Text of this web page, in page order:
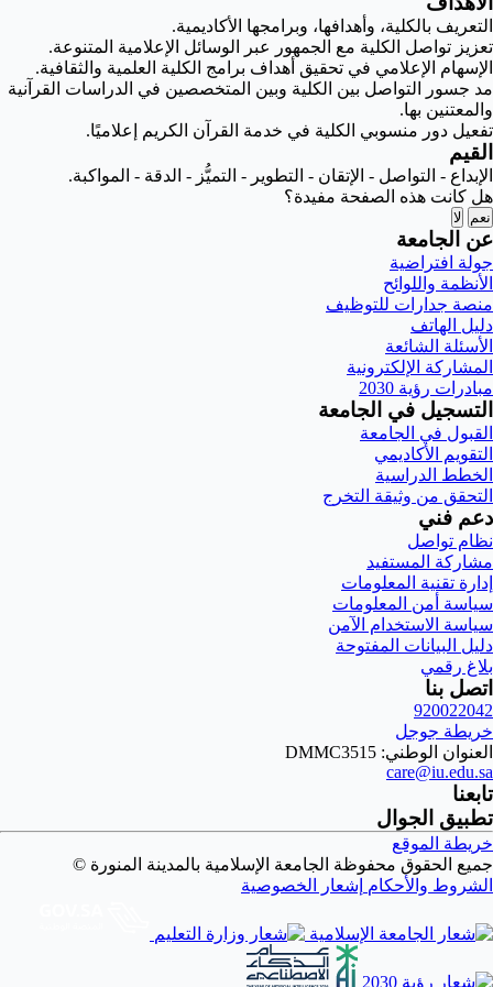
التعريف بالكلية، وأهدافها، وبرامجها الأكاديمية.
تعزيز تواصل الكلية مع الجمهور عبر الوسائل الإعلامية المتنوعة.
الإسهام الإعلامي في تحقيق أهداف برامج الكلية العلمية والثقافية.
مد جسور التواصل بين الكلية وبين المتخصصين في الدراسات القرآنية
والمعتنين بها.
تفعيل دور منسوبي الكلية في خدمة القرآن الكريم إعلاميًا.
القيم
الإبداع - التواصل - الإتقان - التطوير - التميُّز - الدقة - المواكبة.
هل كانت هذه الصفحة مفيدة؟
نعم لا
عن الجامعة
جولة افتراضية
الأنظمة واللوائح
منصة جدارات للتوظيف
دليل الهاتف
الأسئلة الشائعة
المشاركة الإلكترونية
مبادرات رؤية 2030
التسجيل في الجامعة
القبول في الجامعة
التقويم الأكاديمي
الخطط الدراسية
التحقق من وثيقة التخرج
دعم فني
نظام تواصل
مشاركة المستفيد
إدارة تقنية المعلومات
سياسة أمن المعلومات
سياسة الاستخدام الآمن
دليل البيانات المفتوحة
بلاغ رقمي
اتصل بنا
920022042
خريطة جوجل
العنوان الوطني: DMMC3515
care@iu.edu.sa
تابعنا
تطبيق الجوال
خريطة الموقع
جميع الحقوق محفوظة الجامعة الإسلامية بالمدينة المنورة ©
الشروط والأحكام إشعار الخصوصية